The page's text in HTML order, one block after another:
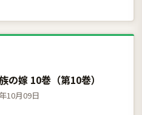
の嫁 10巻（第10巻）
10月09日